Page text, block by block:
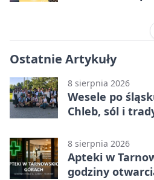
Ostatnie Artykuły
8 sierpnia 2026
Wesele po
Chleb, sól i
8 sierpnia 2026
Apteki w
godziny